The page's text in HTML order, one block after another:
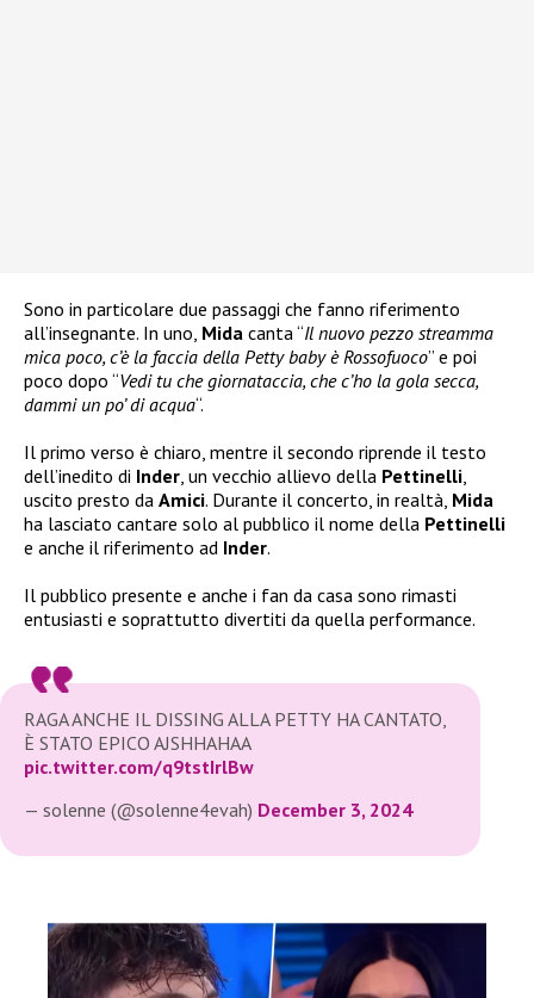
Sono in particolare due passaggi che fanno riferimento
all’insegnante. In uno, Mida canta “Il nuovo pezzo streamma
mica poco, c’è la faccia della Petty baby è Rossofuoco” e poi
poco dopo “Vedi tu che giornataccia, che c’ho la gola secca,
dammi un po’ di acqua“.
Il primo verso è chiaro, mentre il secondo riprende il testo
dell’inedito di Inder , un vecchio allievo della Pettinelli
uscito presto da Amici. Durante il concerto, in realtà, Mida
ha lasciato cantare solo al pubblico il nome della Pettinelli
e anche il riferimento ad Inder.
Il pubblico presente e anche i fan da casa sono rimasti
entusiasti e soprattutto divertiti da quella performance.
RAGA ANCHE IL DISSING ALLA PETTY HA CANTATO,
È STATO EPICO AJSHHAHAA
pic.twitter.com/q9tstIrlBw
— solenne (@solenne4evah) December 3, 2024